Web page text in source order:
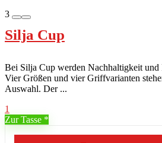
3
Silja Cup
Bei Silja Cup werden Nachhaltigkeit und
Vier Größen und vier Griffvarianten
Auswahl. Der ...
1
Zur Tasse